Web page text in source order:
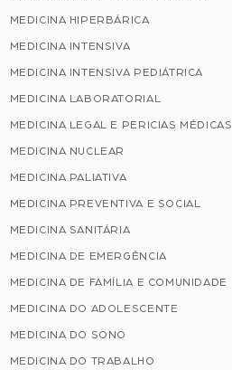
MEDICINA HIPERBÁRICA
MEDICINA INTENSIVA
MEDICINA INTENSIVA PEDIÁTRICA
MEDICINA LABORATORIAL
MEDICINA LEGAL E PERICIAS MÉDICAS
MEDICINA NUCLEAR
MEDICINA PALIATIVA
MEDICINA PREVENTIVA E SOCIAL
MEDICINA SANITÁRIA
MEDICINA DE EMERGÊNCIA
MEDICINA DE FAMÍLIA E COMUNIDADE
MEDICINA DO ADOLESCENTE
MEDICINA DO SONO
MEDICINA DO TRABALHO